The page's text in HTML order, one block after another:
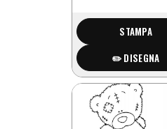
STAMPA
✏️ DISEGNA